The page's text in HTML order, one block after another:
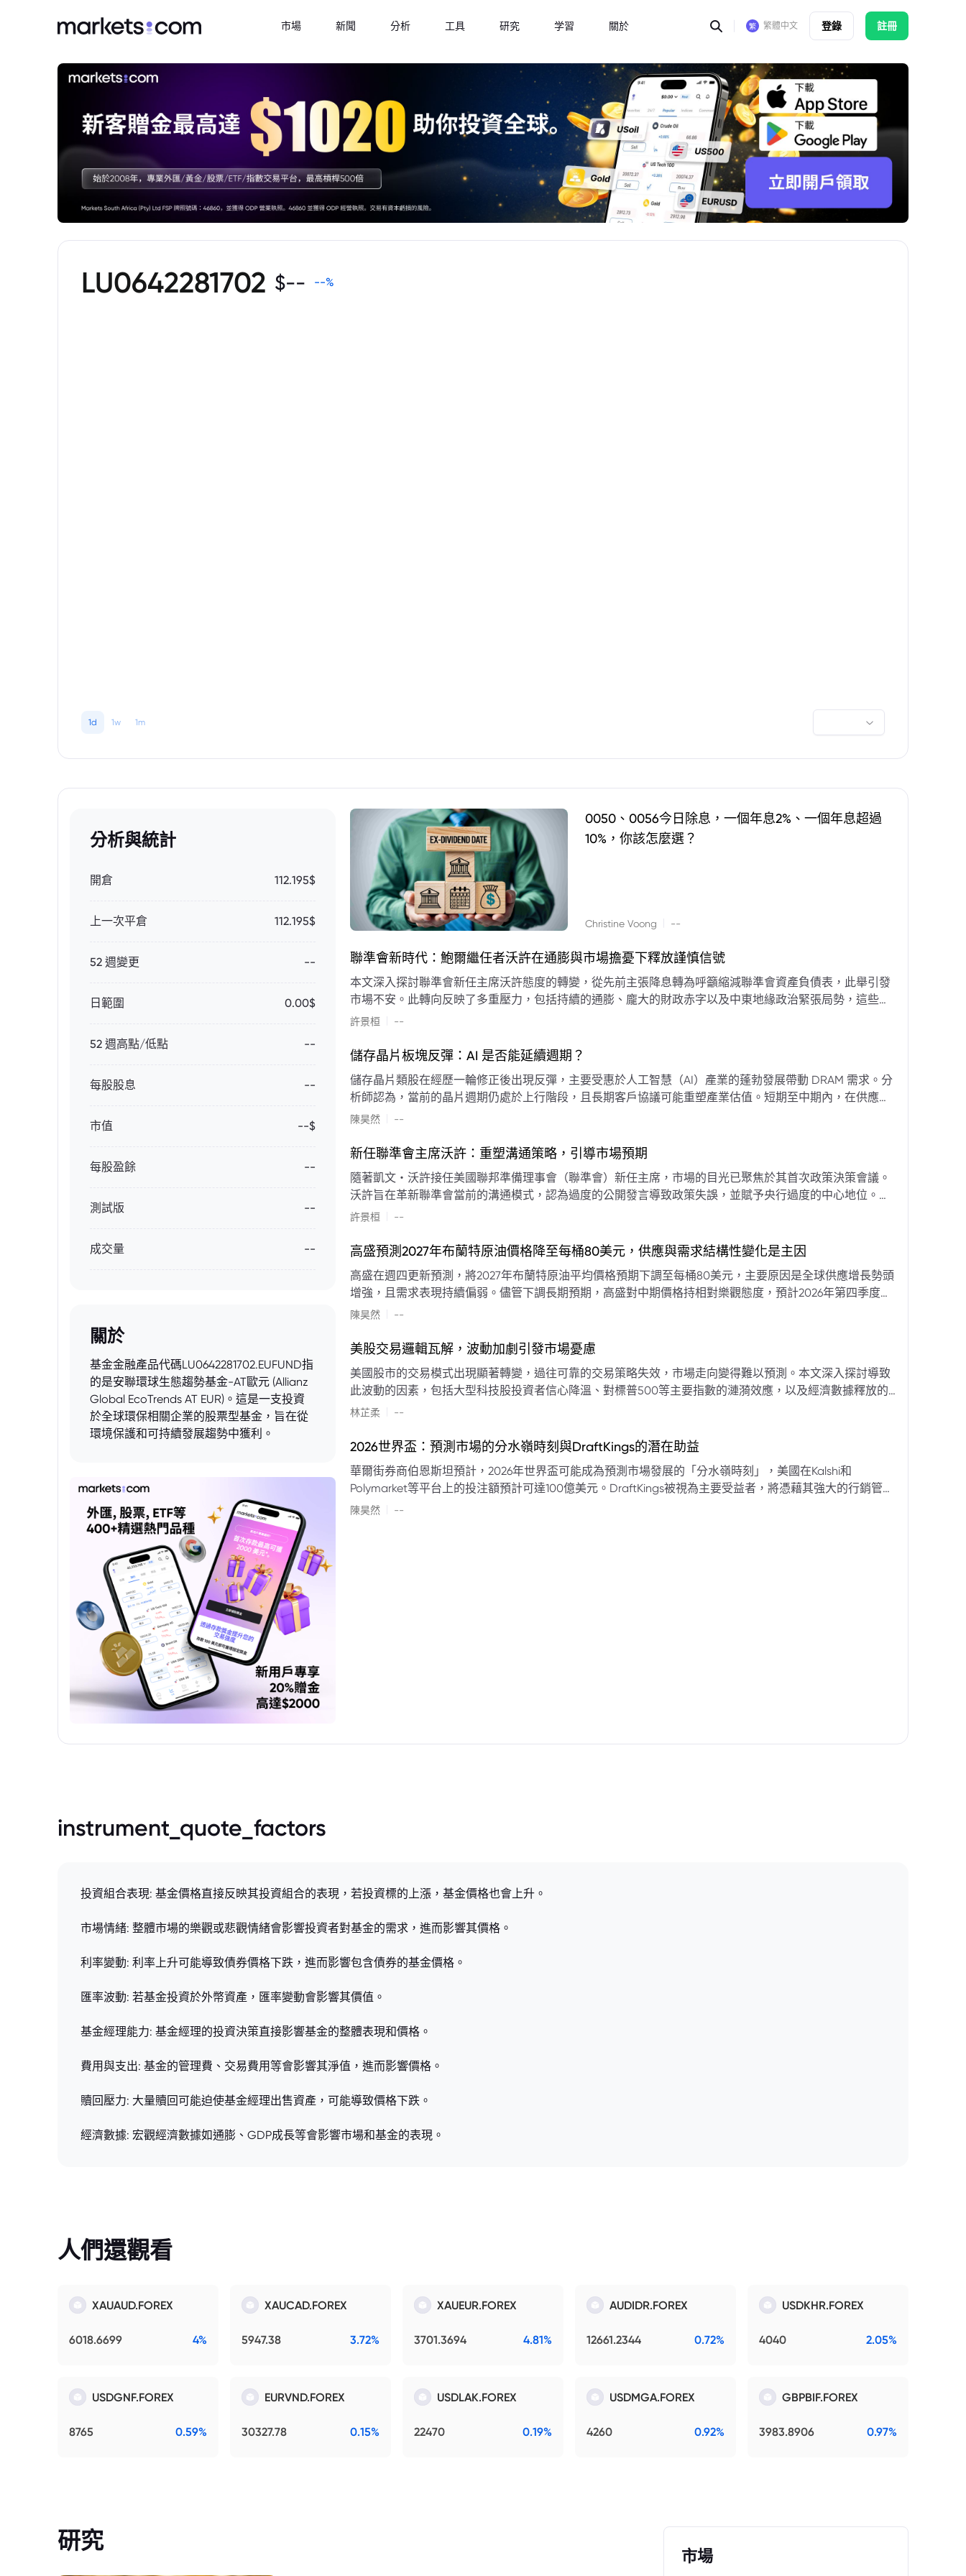
市場 新聞 分析 工具 研究 学習 關於 繁體中文 登錄 註冊
LU0642281702 $-- --%
1d 1w 1m
分析與統計
開倉 112.195$
上一次平倉 112.195$
52 週變更 --
日範圍 0.00$
52 週高點/低點 --
每股股息 --
市值 --$
每股盈餘 --
測試版 --
成交量 --
關於
基金金融產品代碼LU0642281702.EUFUND指
的是安聯環球生態趨勢基金-AT歐元 (Allianz
Global EcoTrends AT EUR)。這是一支投資
於全球環保相關企業的股票型基金，旨在從
環境保護和可持續發展趨勢中獲利。
0050、0056今日除息，一個年息2%、一個年息超過
10%，你該怎麼選？
Christine Voong --
聯準會新時代：鮑爾繼任者沃許在通膨與市場擔憂下釋放謹慎信號
本文深入探討聯準會新任主席沃許態度的轉變，從先前主張降息轉為呼籲縮減聯準會資產負債表，此舉引發
市場不安。此轉向反映了多重壓力，包括持續的通膨、龐大的財政赤字以及中東地緣政治緊張局勢，這些因
素限制了聯準會實施降息或激進縮減資產負債表的空間。專家預計將進入政策觀望期，重點將放在維持較高
許景桓 --
儲存晶片板塊反彈：AI 是否能延續週期？
儲存晶片類股在經歷一輪修正後出現反彈，主要受惠於人工智慧（AI）產業的蓬勃發展帶動 DRAM 需求。分
析師認為，當前的晶片週期仍處於上行階段，且長期客戶協議可能重塑產業估值。短期至中期內，在供應受
限的支撐下，價格預期將持續走高。
陳昊然 --
新任聯準會主席沃許：重塑溝通策略，引導市場預期
隨著凱文・沃許接任美國聯邦準備理事會（聯準會）新任主席，市場的目光已聚焦於其首次政策決策會議。
沃許旨在革新聯準會當前的溝通模式，認為過度的公開發言導致政策失誤，並賦予央行過度的中心地位。他
計畫重塑政策預期的發布方式及其頻率，目標是減少對預期市場信號的依賴，並強化對經濟基本面的關注。
許景桓 --
高盛預測2027年布蘭特原油價格降至每桶80美元，供應與需求結構性變化是主因
高盛在週四更新預測，將2027年布蘭特原油平均價格預期下調至每桶80美元，主要原因是全球供應增長勢頭
增強，且需求表現持續偏弱。儘管下調長期預期，高盛對中期價格持相對樂觀態度，預計2026年第四季度布
蘭特原油均價為每桶90美元。該行認為，美國、巴西、圭亞那、委內瑞拉及阿聯酋的產量提升，加上需求端
其影響低於預期，二季度的全球供應缺口（每日500萬至600萬桶）因需求疲軟和市場已存在的供過於求而
口受阻持續，2026年底油價可能升至每桶110美元以上，極端情況下2027年甚至可能觸及140美元。相對地，
若供應快速恢復且需求進一步走弱，2026年底油價可能回落至每桶70美元左右，2027年則可能降至每桶60
美元。
陳昊然 --
美股交易邏輯瓦解，波動加劇引發市場憂慮
美國股市的交易模式出現顯著轉變，過往可靠的交易策略失效，市場走向變得難以預測。本文深入探討導致
此波動的因素，包括大型科技股投資者信心降溫、對標普500等主要指數的漣漪效應，以及經濟數據釋放的
矛盾信號。專家意見顯示，雙向交易與市場震盪加劇將成為新常態。重點摘要包括：先前「逢低買入」策略
點：** * **交易邏輯轉變：** 順勢做多的市場邏輯已瓦解，市場走向變得難以預測。 * **科技股信心減弱：**
現顯著的單日反轉幅度，整體市場穩定性大幅下降。 * **經濟數據拉扯：** 經濟數據表現出韌性與聯準會緊
縮貨幣政策預期升溫之間形成拉扯，加劇市場不確定性。 * **專家預期：** 預計將持續出現板塊輪動與風格
切換，投資者意見分歧程度處於極高水平。 * **聚焦聯準會：** 聯準會的利率決議及後續記者會，被視為短
林芷柔 --
2026世界盃：預測市場的分水嶺時刻與DraftKings的潛在助益
華爾街券商伯恩斯坦預計，2026年世界盃可能成為預測市場發展的「分水嶺時刻」，美國在Kalshi和
Polymarket等平台上的投注額預計可達100億美元。DraftKings被視為主要受益者，將憑藉其強大的行銷管
道、西班牙語轉播權以及對預測市場業務的拓展，為即將到來的NFL賽季做準備。
陳昊然 --
instrument_quote_factors
投資組合表現: 基金價格直接反映其投資組合的表現，若投資標的上漲，基金價格也會上升。
市場情緒: 整體市場的樂觀或悲觀情緒會影響投資者對基金的需求，進而影響其價格。
利率變動: 利率上升可能導致債券價格下跌，進而影響包含債券的基金價格。
匯率波動: 若基金投資於外幣資產，匯率變動會影響其價值。
基金經理能力: 基金經理的投資決策直接影響基金的整體表現和價格。
費用與支出: 基金的管理費、交易費用等會影響其淨值，進而影響價格。
贖回壓力: 大量贖回可能迫使基金經理出售資產，可能導致價格下跌。
經濟數據: 宏觀經濟數據如通膨、GDP成長等會影響市場和基金的表現。
人們還觀看
XAUAUD.FOREX
6018.6699 4%
XAUCAD.FOREX
5947.38 3.72%
XAUEUR.FOREX
3701.3694 4.81%
AUDIDR.FOREX
12661.2344 0.72%
USDKHR.FOREX
4040 2.05%
USDGNF.FOREX
8765 0.59%
EURVND.FOREX
30327.78 0.15%
USDLAK.FOREX
22470 0.19%
USDMGA.FOREX
4260 0.92%
GBPBIF.FOREX
3983.8906 0.97%
研究
市場